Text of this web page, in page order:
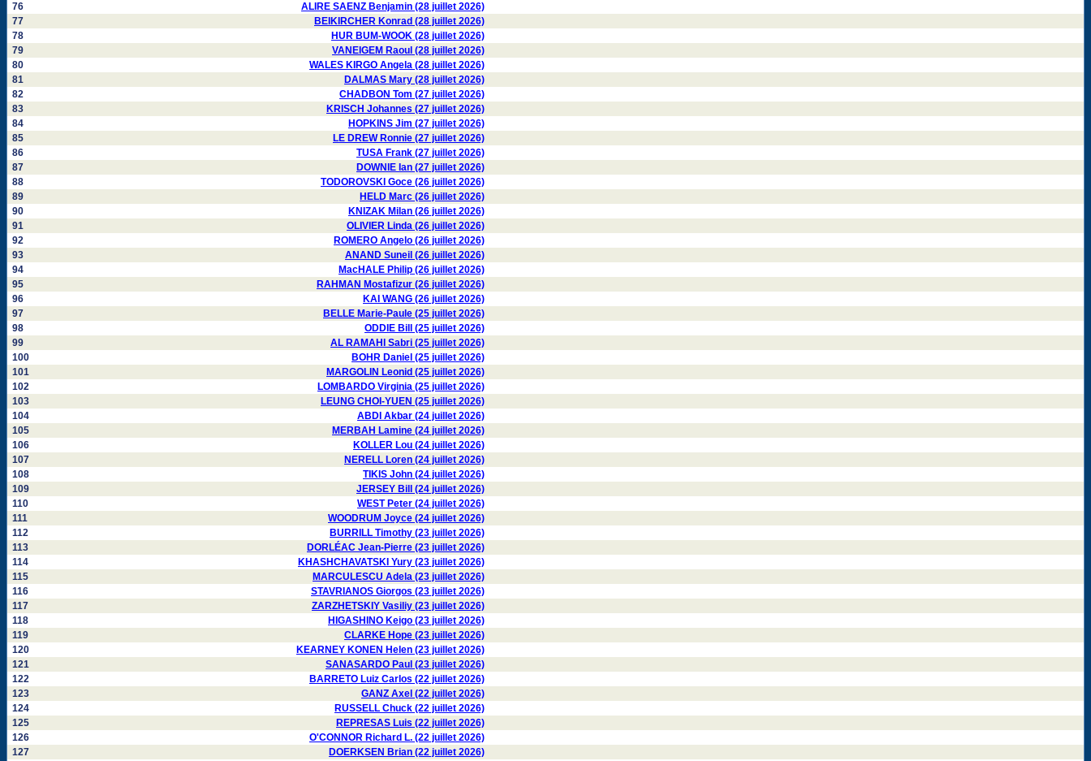
76
ALIRE SAENZ Benjamin (28 juillet 2026)
77
BEIKIRCHER Konrad (28 juillet 2026)
78
HUR BUM-WOOK (28 juillet 2026)
79
VANEIGEM Raoul (28 juillet 2026)
80
WALES KIRGO Angela (28 juillet 2026)
81
DALMAS Mary (28 juillet 2026)
82
CHADBON Tom (27 juillet 2026)
83
KRISCH Johannes (27 juillet 2026)
84
HOPKINS Jim (27 juillet 2026)
85
LE DREW Ronnie (27 juillet 2026)
86
TUSA Frank (27 juillet 2026)
87
DOWNIE Ian (27 juillet 2026)
88
TODOROVSKI Goce (26 juillet 2026)
89
HELD Marc (26 juillet 2026)
90
KNIZAK Milan (26 juillet 2026)
91
OLIVIER Linda (26 juillet 2026)
92
ROMERO Angelo (26 juillet 2026)
93
ANAND Suneil (26 juillet 2026)
94
MacHALE Philip (26 juillet 2026)
95
RAHMAN Mostafizur (26 juillet 2026)
96
KAI WANG (26 juillet 2026)
97
BELLE Marie-Paule (25 juillet 2026)
98
ODDIE Bill (25 juillet 2026)
99
AL RAMAHI Sabri (25 juillet 2026)
100
BOHR Daniel (25 juillet 2026)
101
MARGOLIN Leonid (25 juillet 2026)
102
LOMBARDO Virginia (25 juillet 2026)
103
LEUNG CHOI-YUEN (25 juillet 2026)
104
ABDI Akbar (24 juillet 2026)
105
MERBAH Lamine (24 juillet 2026)
106
KOLLER Lou (24 juillet 2026)
107
NERELL Loren (24 juillet 2026)
108
TIKIS John (24 juillet 2026)
109
JERSEY Bill (24 juillet 2026)
110
WEST Peter (24 juillet 2026)
111
WOODRUM Joyce (24 juillet 2026)
112
BURRILL Timothy (23 juillet 2026)
113
DORLÉAC Jean-Pierre (23 juillet 2026)
114
KHASHCHAVATSKI Yury (23 juillet 2026)
115
MARCULESCU Adela (23 juillet 2026)
116
STAVRIANOS Giorgos (23 juillet 2026)
117
ZARZHETSKIY Vasiliy (23 juillet 2026)
118
HIGASHINO Keigo (23 juillet 2026)
119
CLARKE Hope (23 juillet 2026)
120
KEARNEY KONEN Helen (23 juillet 2026)
121
SANASARDO Paul (23 juillet 2026)
122
BARRETO Luiz Carlos (22 juillet 2026)
123
GANZ Axel (22 juillet 2026)
124
RUSSELL Chuck (22 juillet 2026)
125
REPRESAS Luis (22 juillet 2026)
126
O'CONNOR Richard L. (22 juillet 2026)
127
DOERKSEN Brian (22 juillet 2026)